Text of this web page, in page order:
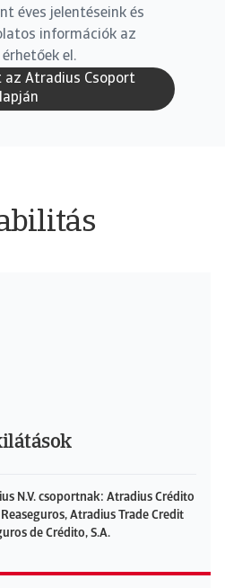
éves jelentéseink és
információk az
el.
az Atradius Csoport
N.V. csoportnak: Atradius Crédito
Atradius Trade Credit
de Crédito, S.A.